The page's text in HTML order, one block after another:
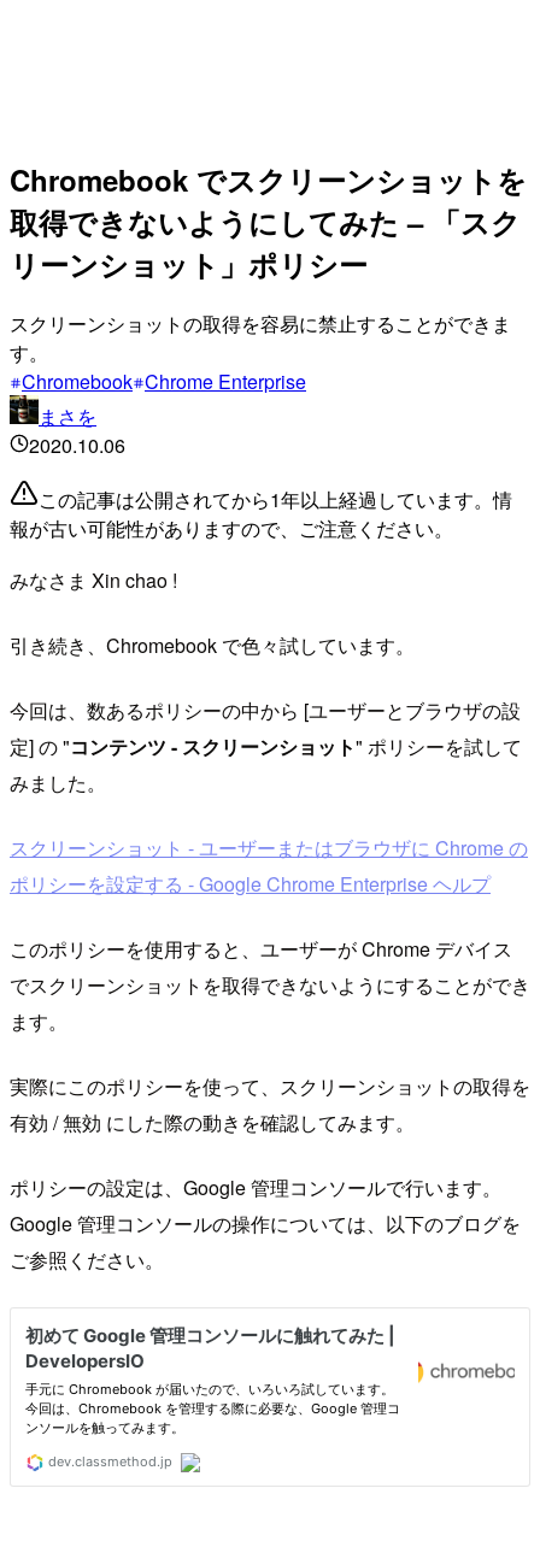
Chromebook でスクリーンショットを
取得できないようにしてみた – 「スク
リーンショット」ポリシー
スクリーンショットの取得を容易に禁止することができま
す。
Chromebook Chrome Enterprise
まさを
2020.10.06
この記事は公開されてから1年以上経過しています。情
報が古い可能性がありますので、ご注意ください。
みなさま Xin chao !
引き続き、Chromebook で色々試しています。
今回は、数あるポリシーの中から [ユーザーとブラウザの設
定] の "コンテンツ - スクリーンショット" ポリシーを試して
みました。
スクリーンショット - ユーザーまたはブラウザに Chrome の
ポリシーを設定する - Google Chrome Enterprise ヘルプ
このポリシーを使用すると、ユーザーが Chrome デバイス
でスクリーンショットを取得できないようにすることができ
ます。
実際にこのポリシーを使って、スクリーンショットの取得を
有効 / 無効 にした際の動きを確認してみます。
ポリシーの設定は、Google 管理コンソールで行います。
Google 管理コンソールの操作については、以下のブログを
ご参照ください。